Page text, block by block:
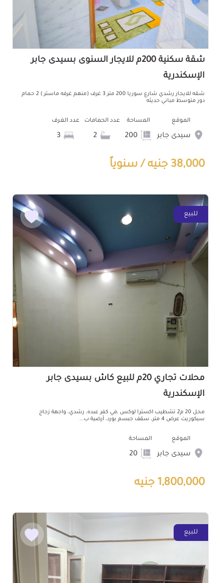
شقة سكنية 200م للايجار السنوى بسيدى جابر
الإسكندرية
شقه للايجار رشدي شارع سوريا 200 متر 3 غرف (منهم غرفه ماستر ) 2 حمام
دور متوسط مباني حديثه
الموقع
سيدى جابر
المساحة عدد الحمامات عدد الغرف
38,000 جنيه / سنوياً
للبيع
محلات تجاري 20م للبيع كاش بسيدى جابر
الإسكندرية
محل 20 م2 تشطيب اكسترا لوكس ،في كفر عبده، رشدي، واجهة زجاج
سيكوريت عرض 4 متر، سقف جبسم بورد، أرضية ب...
الموقع
سيدى جابر
المساحة
1,800,000 جنيه
للبيع